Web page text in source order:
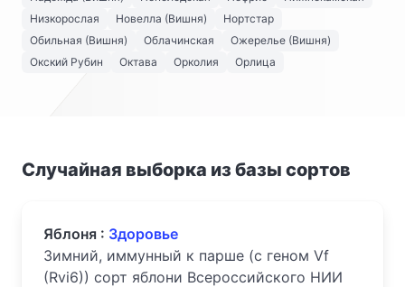
Низкорослая
Новелла (Вишня)
Нортстар
Обильная (Вишня)
Облачинская
Ожерелье (Вишня)
Окский Рубин
Октава Орколия Орлица
Случайная выборка из базы сортов
Яблоня : Здоровье
Зимний, иммунный к парше (с геном Vf
(Rvi6)) сорт яблони Всероссийского НИИ